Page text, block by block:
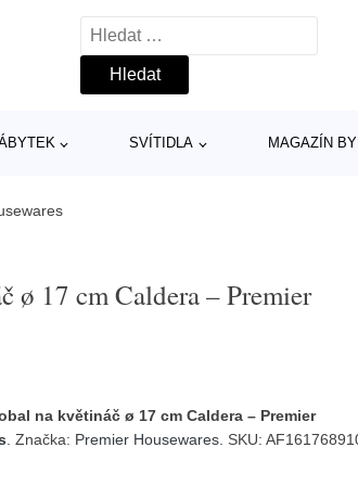
Vyhledávání
SVÍTIDLA MAGAZÍN
ø 17 cm Caldera – Premier
na květináč ø 17 cm Caldera – Premier
. Značka: Premier Housewares . SKU: